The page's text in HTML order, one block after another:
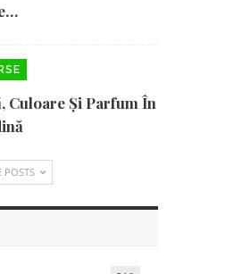
Culoare Și Parfum În
POSTS